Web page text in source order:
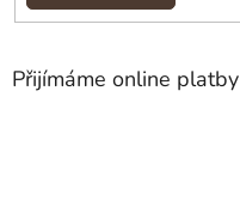
Přijímáme online platby